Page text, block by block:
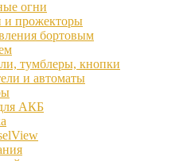
огни
и прожекторы
бортовым
тумблеры, кнопки
и автоматы
АКБ